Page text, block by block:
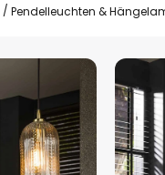
Pendelleuchten &